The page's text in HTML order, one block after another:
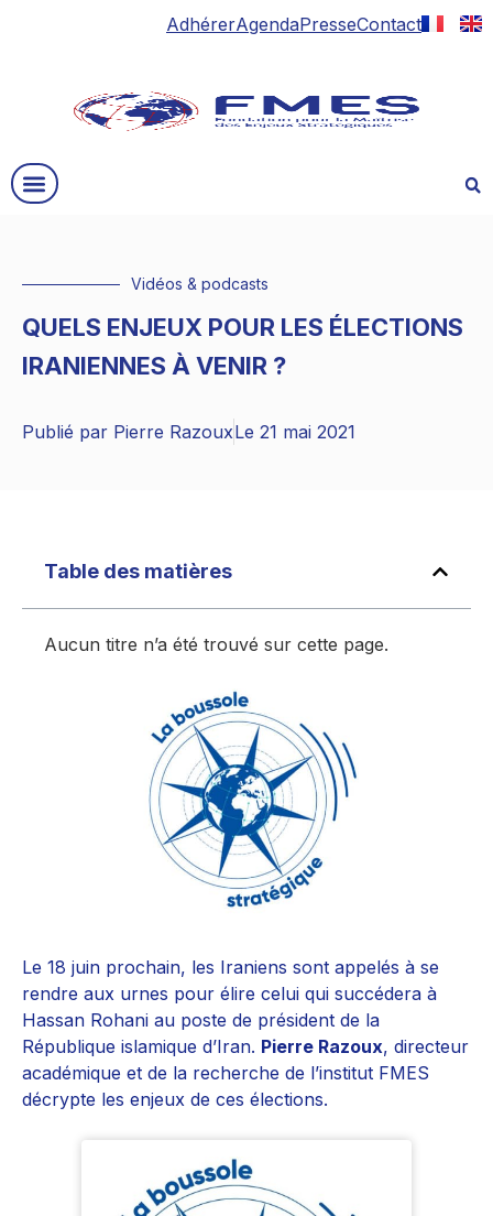
AdhérerAgendaPresseContact
Vidéos & podcasts
QUELS ENJEUX POUR LES ÉLECTIONS
IRANIENNES À VENIR ?
Publié par Pierre RazouxLe 21 mai 2021
Table des matières
Aucun titre n’a été trouvé sur cette page.
Le 18 juin prochain, les Iraniens sont appelés à se
rendre aux urnes pour élire celui qui succédera à
Hassan Rohani au poste de président de la
République islamique d’Iran. Pierre Razoux, directeur
académique et de la recherche de l’institut FMES
décrypte les enjeux de ces élections.